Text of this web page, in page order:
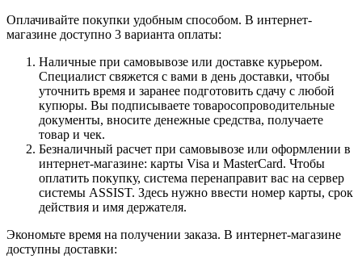
Оплачивайте покупки удобным способом. В интернет-
магазине доступно 3 варианта оплаты:
Наличные при самовывозе или доставке курьером.
Специалист свяжется с вами в день доставки, чтобы
уточнить время и заранее подготовить сдачу с любой
купюры. Вы подписываете товаросопроводительные
документы, вносите денежные средства, получаете
товар и чек.
Безналичный расчет при самовывозе или оформлении в
интернет-магазине: карты Visa и MasterCard. Чтобы
оплатить покупку, система перенаправит вас на сервер
системы ASSIST. Здесь нужно ввести номер карты, срок
действия и имя держателя.
Экономьте время на получении заказа. В интернет-магазине
доступны доставки: